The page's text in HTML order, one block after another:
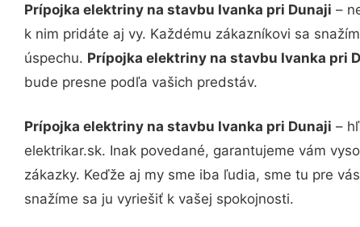
Prípojka elektriny na stavbu Ivanka pri Dunaji –
k nim pridáte aj vy. Každému zákazníkovi sa
úspechu. Prípojka elektriny na stavbu Ivanka pri
bude presne podľa vašich predstáv.
Prípojka elektriny na stavbu Ivanka pri Dunaji –
elektrikar.sk. Inak povedané, garantujeme vám
zákazky. Keďže aj my sme iba ľudia, sme tu pre
snažíme sa ju vyriešiť k vašej spokojnosti.